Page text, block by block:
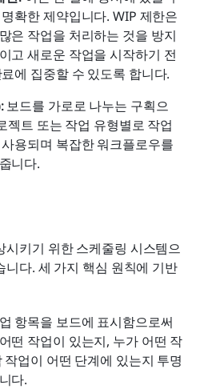
확한 제약입니다. WIP 제한은
은 작업을 처리하는 것을 방지
고 새로운 작업을 시작하기 전
에 집중할 수 있도록 합니다.
보드를 가로로 나누는 구획으
젝트 또는 작업 유형별로 작업
용되며 복잡한 워크플로우를
니다.
시키기 위한 스케줄링 시스템으
니다. 세 가지 핵심 원칙에 기반
항목을 보드에 표시함으로써
떤 작업이 있는지, 누가 어떤 작
업이 어떤 단계에 있는지 투명
다.